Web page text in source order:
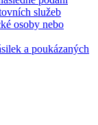
služeb
osoby nebo
a poukázaných